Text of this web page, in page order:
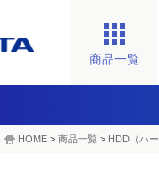
商品一覧
HOME > 商品一覧 > HDD（ハ